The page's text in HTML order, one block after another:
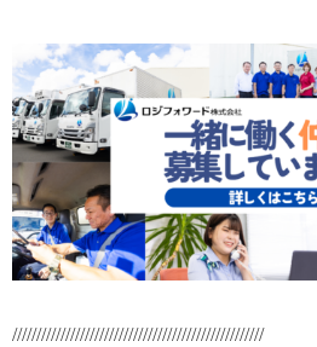
////////////////////////////////////////////////////